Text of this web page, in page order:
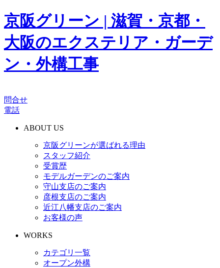
京阪グリーン | 滋賀・京都・
大阪のエクステリア・ガーデ
ン・外構工事
問合せ
電話
ABOUT US
京阪グリーンが選ばれる理由
スタッフ紹介
受賞歴
モデルガーデンのご案内
守山支店のご案内
彦根支店のご案内
近江八幡支店のご案内
お客様の声
WORKS
カテゴリ一覧
オープン外構